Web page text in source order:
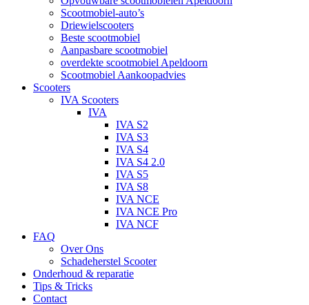
Scootmobiel-auto’s
Driewielscooters
Beste scootmobiel
Aanpasbare scootmobiel
overdekte scootmobiel Apeldoorn
Scootmobiel Aankoopadvies
Scooters
IVA Scooters
IVA
IVA S2
IVA S3
IVA S4
IVA S4 2.0
IVA S5
IVA S8
IVA NCE
IVA NCE Pro
IVA NCF
FAQ
Over Ons
Schadeherstel Scooter
Onderhoud & reparatie
Tips & Tricks
Contact